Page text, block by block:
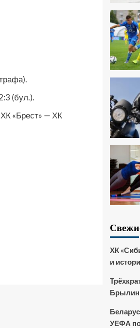
(бул.).
«Брест» — ХК
ХК
и
Брылин
УЕФА